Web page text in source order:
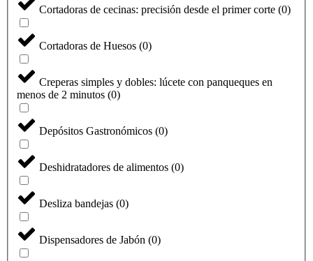
Cortadoras de cecinas: precisión desde el primer corte (0)
Cortadoras de Huesos (0)
Creperas simples y dobles: lúcete con panqueques en
menos de 2 minutos (0)
Depósitos Gastronómicos (0)
Deshidratadores de alimentos (0)
Desliza bandejas (0)
Dispensadores de Jabón (0)